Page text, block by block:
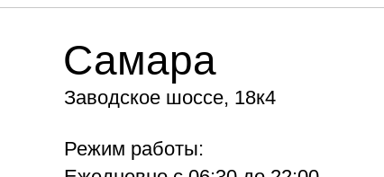
Самара
Заводское шоссе, 18к4
Режим работы: